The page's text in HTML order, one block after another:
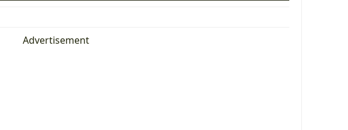
Advertisement